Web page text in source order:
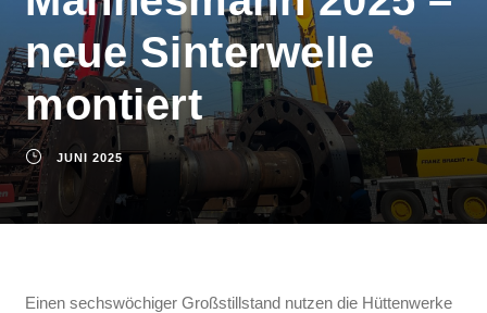
neue Sinterwelle
montiert
JUNI 2025
Einen sechswöchiger Großstillstand nutzen die Hüttenwerke